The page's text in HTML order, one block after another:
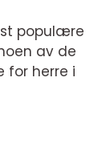
populære
av de
for herre i